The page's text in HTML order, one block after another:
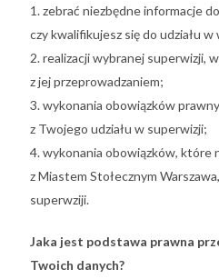
1. zebrać niezbędne informacje
czy kwalifikujesz się do udziału
2. realizacji wybranej superwizji,
z jej przeprowadzaniem;
3. wykonania obowiązków
z Twojego udziału w superwizji;
4. wykonania obowiązków, które
z Miastem Stołecznym
superwziji.
Jaka jest podstawa prawna
Twoich danych?